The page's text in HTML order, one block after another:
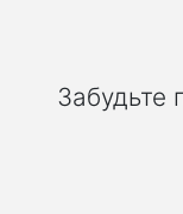
Забудьте